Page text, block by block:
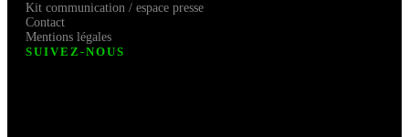
Kit communication / espace presse
Contact
Mentions légales
SUIVEZ-NOUS